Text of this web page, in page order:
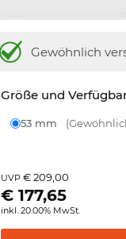
Gewöhnlich
Größe und
53 mm
UVP€ 209,00
€177,65
inkl. 20.00% MwSt.